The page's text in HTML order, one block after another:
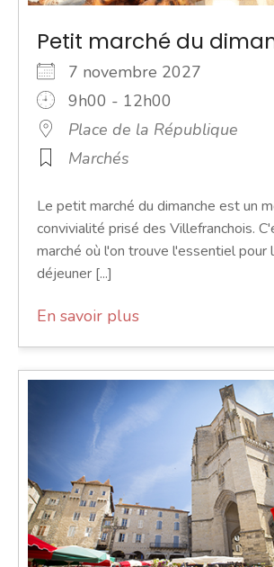
Petit marché du
7 novembre 2027
9h00 - 12h00
Place de la République
Marchés
Le petit marché du dimanche est un
convivialité prisé des Villefranchois.
marché où l'on trouve l'essentiel pour
déjeuner [...]
En savoir plus